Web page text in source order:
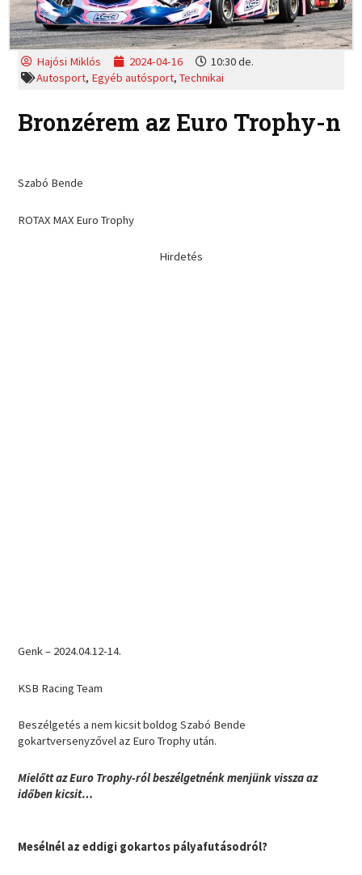
Hajósi Miklós 2024-04-16
10:30 de.
Autosport, Egyéb autósport,Technikai
Bronzérem az Euro Trophy-n
Szabó Bende
ROTAX MAX Euro Trophy
Hirdetés
Genk – 2024.04.12-14.
KSB Racing Team
Beszélgetés a nem kicsit boldog Szabó Bende
gokartversenyzővel az Euro Trophy után.
Mielőtt az Euro Trophy-ról beszélgetnénk menjünk vissza az
időben kicsit…
Mesélnél az eddigi gokartos pályafutásodról?